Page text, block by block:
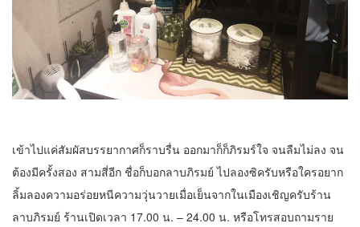
เข้าไปแค่สัมผัสบรรยากาศก็ราบรื่น ออกมาก็ก็ภิรมร์ใจ จนลืมไม่ลง จน
ต้องมีครั้งสอง สามสี่อีก ชื่อก็บอกลาบภิรมย์ ไปลองซิครับหรือใครอยาก
ลิ้มลองความอร่อยหนีความวุ่นวายเมื่อเย็นจากในเมืองเชิญครับร้าน
ลาบภิรมย์ ร้านเปิดเวลา 17.00 น. – 24.00 น. หรือโทรสอบถามราย